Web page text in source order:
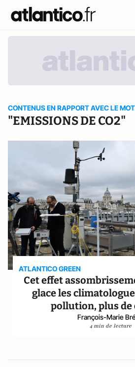
CONTENUS EN RAPPORT AVEC LE
"EMISSIONS DE CO2"
ATLANTICO GREEN
Cet effet
glace les
pollution, plus de
François-Marie
4 min de lecture